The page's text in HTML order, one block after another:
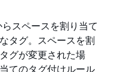
スペースを割り当て
タグ。スペースを割
グが変更された場
てのタグ付けルール